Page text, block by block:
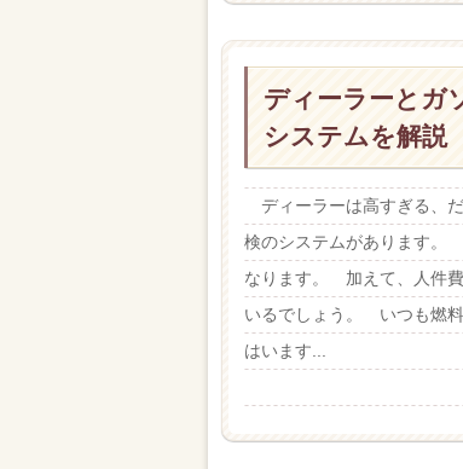
ディーラーとガ
システムを解説
ディーラーは高すぎる、
検のシステムがあります。
なります。 加えて、人件
いるでしょう。 いつも燃
はいます...